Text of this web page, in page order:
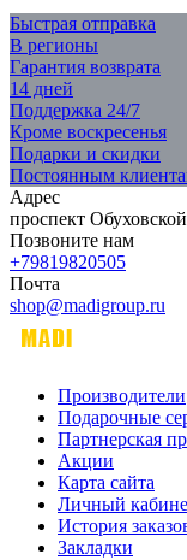
Быстрая отправка
В регионы
Гарантия возврата
14 дней
Поддержка 24/7
Кроме воскресенья
Подарки и скидки
Постоянным
Адрес
проспект
Позвоните нам
+79819820505
Почта
shop@madigroup.ru
Производители
Подарочные
Партнерская
Акции
Карта сайта
Личный
История
Закладки